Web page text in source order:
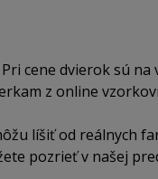
cene dvierok sú
z online
líšiť od reálnych
pozrieť v našej